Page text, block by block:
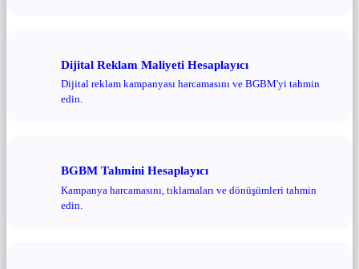
Dijital Reklam Maliyeti Hesaplayıcı
Dijital reklam kampanyası harcamasını ve BGBM'yi tahmin
edin.
BGBM Tahmini Hesaplayıcı
Kampanya harcamasını, tıklamaları ve dönüşümleri tahmin
edin.